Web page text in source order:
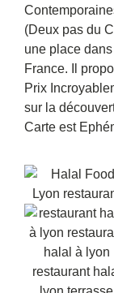
(Deux pas du
une place
France. Il
Prix
sur la
Carte est